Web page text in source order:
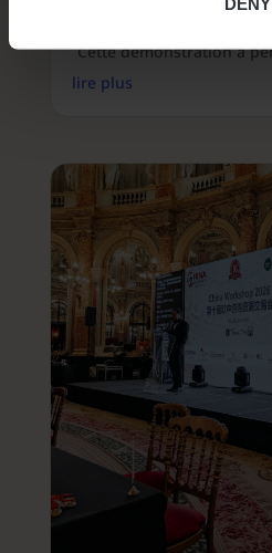
Cette démonstration a
lire plus